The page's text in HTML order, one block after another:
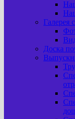
Галерея
Доска